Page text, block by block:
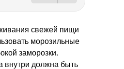
свежей пищи
морозильные
заморозки.
внутри должна быть